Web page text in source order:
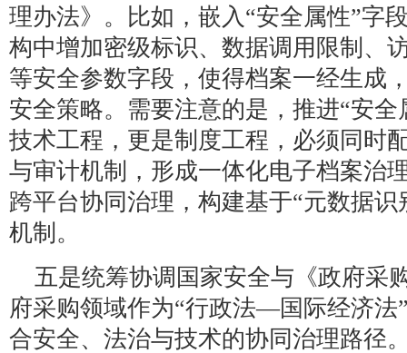
理办法》。比如，嵌入“安全属性”字
构中增加密级标识、数据调用限制、
等安全参数字段，使得档案一经生成
安全策略。需要注意的是，推进“安
技术工程，更是制度工程，必须同时
与审计机制，形成一体化电子档案治
跨平台协同治理，构建基于“元数据
机制。
五是统筹协调国家安全与《政府采
府采购领域作为“行政法—国际经济法
合安全、法治与技术的协同治理路径